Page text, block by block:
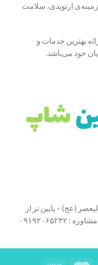
زمینه‌ی ارتوپدی، سلامت
بهترین خدمات و
خود می‌باشد.
(عج) – پایین تر از